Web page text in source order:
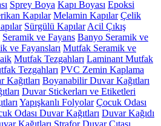
Sprey Boya Kapı Boyası Epoksi
Kapılar Melamin Kapılar Çelik
Sürgülü Kapılar Acil Çıkış
Seramik ve Fayans Banyo Seramik ve
ve Fayansları Mutfak Seramik ve
Mutfak Tezgahları Laminant Mutfak
Tezgahları PVC Zemin Kaplama
Kağıtları Boyanabilir Duvar Kağıtları
Duvar Stickerları ve Etiketleri
Yapışkanlı Folyolar Çocuk Odası
Odası Duvar Kağıtları Duvar Kağıdı
Kağıtları Strafor Duvar Çıtası